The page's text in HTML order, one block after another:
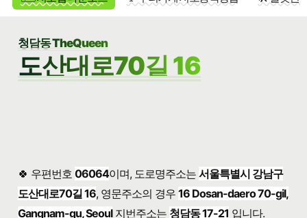
청담동 TheQueen
도산대로70길 16
🍀 우편번호 06064이며, 도로명주소는서울특별시 강남구
도산대로70길 16, 영문주소의 경우16 Dosan-daero 70-gil,
Gangnam-gu, Seoul지번주소는 청담동 17-21 입니다.